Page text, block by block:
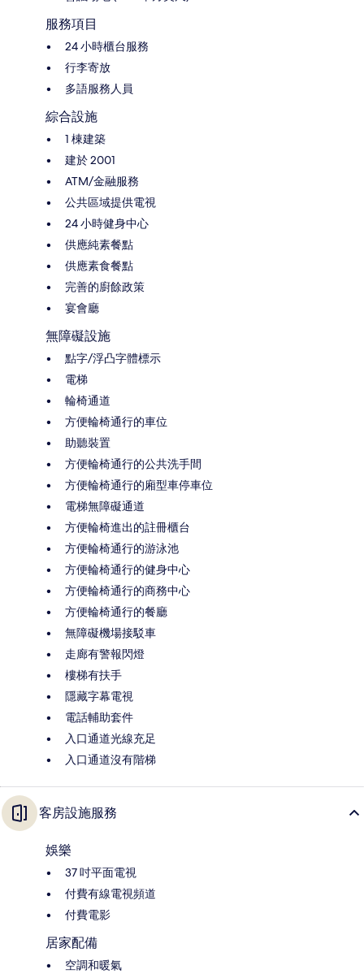
服務項目
24 小時櫃台服務
行李寄放
多語服務人員
綜合設施
1 棟建築
建於 2001
ATM/金融服務
公共區域提供電視
24 小時健身中心
供應純素餐點
供應素食餐點
完善的廚餘政策
宴會廳
無障礙設施
點字/浮凸字體標示
電梯
輪椅通道
方便輪椅通行的車位
助聽裝置
方便輪椅通行的公共洗手間
方便輪椅通行的廂型車停車位
電梯無障礙通道
方便輪椅進出的註冊櫃台
方便輪椅通行的游泳池
方便輪椅通行的健身中心
方便輪椅通行的商務中心
方便輪椅通行的餐廳
無障礙機場接駁車
走廊有警報閃燈
樓梯有扶手
隱藏字幕電視
電話輔助套件
入口通道光線充足
入口通道沒有階梯
客房設施服務
娛樂
37 吋平面電視
付費有線電視頻道
付費電影
居家配備
空調和暖氣